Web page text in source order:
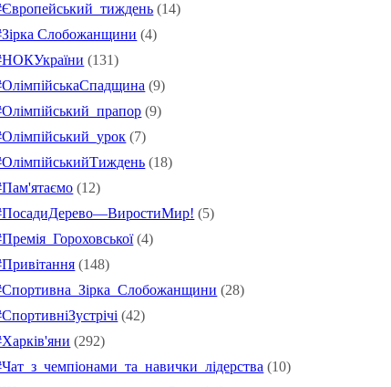
(14)
Слобожанщини (4)
(131)
(9)
(9)
(7)
(18)
(12)
(5)
(4)
(148)
(28)
(42)
(292)
(10)